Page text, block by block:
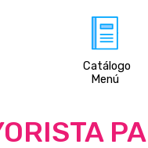
Catálogo
Menú